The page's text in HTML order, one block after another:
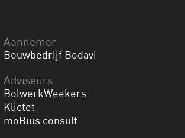
Aannemer
Bouwbedrijf Bodavi
Adviseurs
BolwerkWeekers
Klictet
moBius consult